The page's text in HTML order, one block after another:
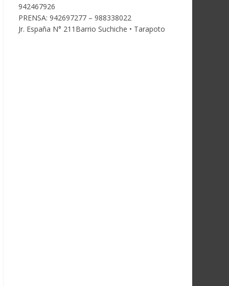
942467926
PRENSA: 942697277 – 988338022
Jr. España N° 211Barrio Suchiche • Tarapoto